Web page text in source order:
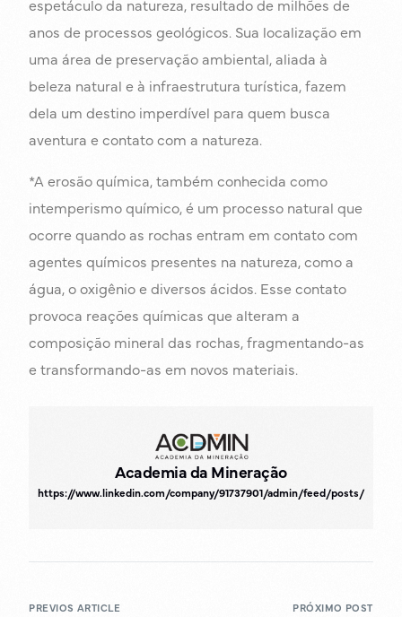
espetáculo da natureza, resultado de milhões de
anos de processos geológicos. Sua localização em
uma área de preservação ambiental, aliada à
beleza natural e à infraestrutura turística, fazem
dela um destino imperdível para quem busca
aventura e contato com a natureza.
*A erosão química, também conhecida como
intemperismo químico, é um processo natural que
ocorre quando as rochas entram em contato com
agentes químicos presentes na natureza, como a
água, o oxigênio e diversos ácidos. Esse contato
provoca reações químicas que alteram a
composição mineral das rochas, fragmentando-as
e transformando-as em novos materiais.
Academia da Mineração
https://www.linkedin.com/company/91737901/admin/feed/posts/
PREVIOS ARTICLE PRÓXIMO POST